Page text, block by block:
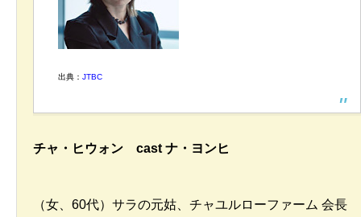
出典： JTBC
チャ・ヒウォン cast ナ・ヨンヒ
（女、60代）サラの元姑、チャユルローファーム 会長